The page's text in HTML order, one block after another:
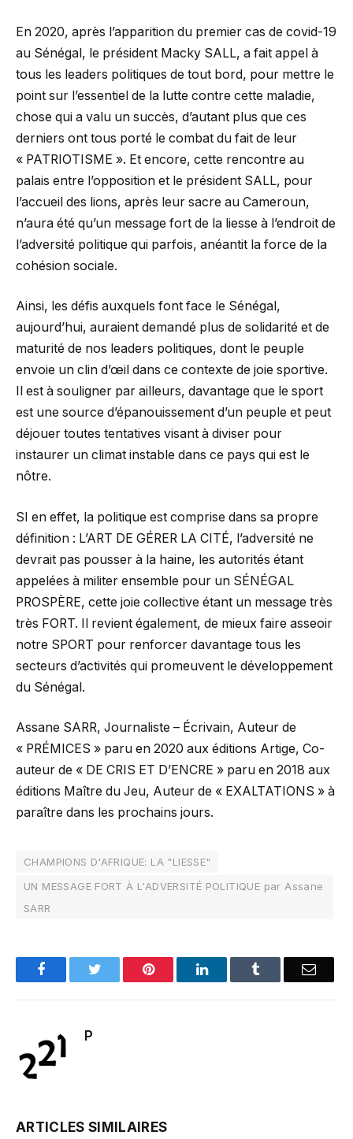
En 2020, après l’apparition du premier cas de covid-19
au Sénégal, le président Macky SALL, a fait appel à
tous les leaders politiques de tout bord, pour mettre le
point sur l’essentiel de la lutte contre cette maladie,
chose qui a valu un succès, d’autant plus que ces
derniers ont tous porté le combat du fait de leur
« PATRIOTISME ». Et encore, cette rencontre au
palais entre l’opposition et le président SALL, pour
l’accueil des lions, après leur sacre au Cameroun,
n’aura été qu’un message fort de la liesse à l’endroit de
l’adversité politique qui parfois, anéantit la force de la
cohésion sociale.
Ainsi, les défis auxquels font face le Sénégal,
aujourd’hui, auraient demandé plus de solidarité et de
maturité de nos leaders politiques, dont le peuple
envoie un clin d’œil dans ce contexte de joie sportive.
Il est à souligner par ailleurs, davantage que le sport
est une source d’épanouissement d’un peuple et peut
déjouer toutes tentatives visant à diviser pour
instaurer un climat instable dans ce pays qui est le
nôtre.
SI en effet, la politique est comprise dans sa propre
définition : L’ART DE GÉRER LA CITÉ, l’adversité ne
devrait pas pousser à la haine, les autorités étant
appelées à militer ensemble pour un SÉNÉGAL
PROSPÈRE, cette joie collective étant un message très
très FORT. Il revient également, de mieux faire asseoir
notre SPORT pour renforcer davantage tous les
secteurs d’activités qui promeuvent le développement
du Sénégal.
Assane SARR, Journaliste – Écrivain, Auteur de
« PRÉMICES » paru en 2020 aux éditions Artige, Co-
auteur de « DE CRIS ET D’ENCRE » paru en 2018 aux
éditions Maître du Jeu, Auteur de « EXALTATIONS » à
paraître dans les prochains jours.
CHAMPIONS D'AFRIQUE: LA "LIESSE"
UN MESSAGE FORT À L'ADVERSITÉ POLITIQUE par Assane
SARR
FacebookTwitter Pinterest LinkedInTumblr Email
P
ARTICLES SIMILAIRES